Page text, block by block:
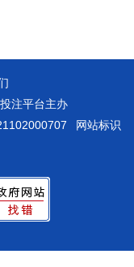
注平台主办
网站标识